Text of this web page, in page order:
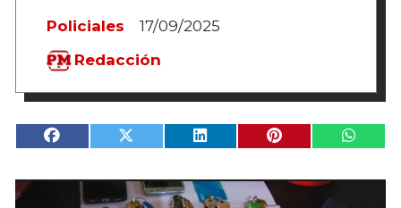
Policiales
17/09/2025
Redacción